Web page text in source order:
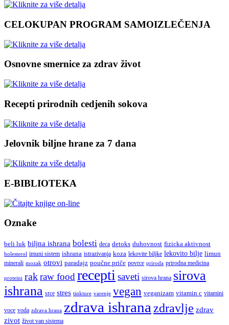
CELOKUPAN PROGRAM SAMOIZLEČENJA
Osnovne smernice za zdrav život
Recepti prirodnih cedjenih sokova
Jelovnik biljne hrane za 7 dana
E-BIBLIOTEKA
Oznake
beli luk biljna ishrana bolesti deca detoks duhovnost fizicka aktivnost
holesterol imuni sistem ishrana istrazivanja koza lekovite biljke lekovito bilje limun
minerali mozak otrovi paradajz poučne priče povrce priroda prirodna medicina
proteini rakraw food recepti saveti sirova hrana sirova
ishrana srce stres tinkture varenje vegan veganizam vitamin c vitamini
voce voda zdrava hrana zdrava ishrana zdravlje zdrav
zivot život van sistema